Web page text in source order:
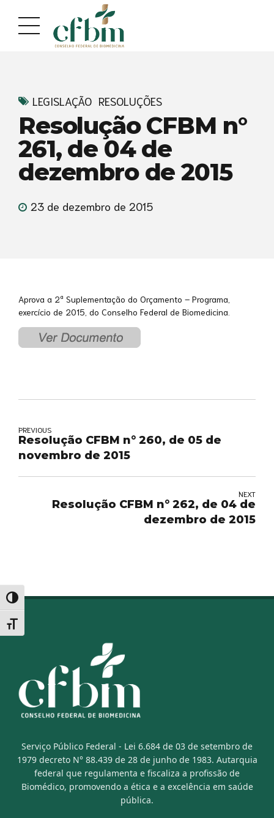
conteúdo
navegação
Alternar alto contraste
Alternar tamanho da fonte
LEGISLAÇÃO RESOLUÇÕES
Resolução CFBM n°
261, de 04 de
dezembro de 2015
23 de dezembro de 2015
Aprova a 2ª Suplementação do Orçamento – Programa,
exercício de 2015, do Conselho Federal de Biomedicina.
PREVIOUS
Resolução CFBM n° 260, de 05 de
novembro de 2015
NEXT
Resolução CFBM n° 262, de 04 de
dezembro de 2015
Serviço Público Federal - Lei 6.684 de 03 de setembro de
1979 decreto N° 88.439 de 28 de junho de 1983. Autarquia
federal que regulamenta e fiscaliza a profissão de
Biomédico, promovendo a ética e a excelência em saúde
pública.